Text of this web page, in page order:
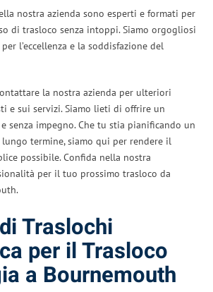
nostra azienda sono esperti e formati per
di trasloco senza intoppi. Siamo orgogliosi
l’eccellenza e la soddisfazione del
la nostra azienda per ulteriori
e sui servizi. Siamo lieti di offrire un
senza impegno. Che tu stia pianificando un
termine, siamo qui per rendere il
possibile. Confida nella nostra
per il tuo prossimo trasloco da
Traslochi
per il Trasloco
a Bournemouth